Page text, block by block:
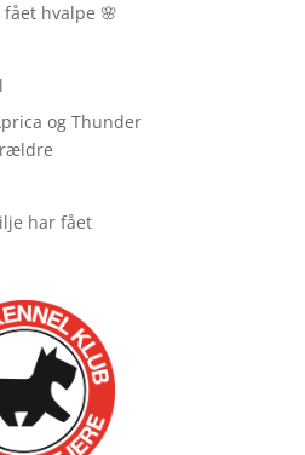
hvalpe 🌸
og Thunder
har fået